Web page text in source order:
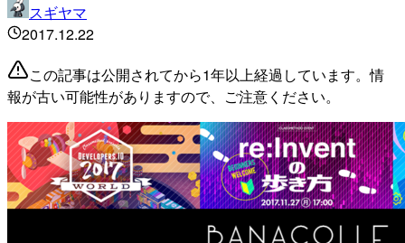
スギヤマ
2017.12.22
この記事は公開されてから1年以上経過しています。情
報が古い可能性がありますので、ご注意ください。